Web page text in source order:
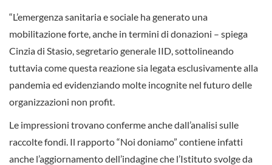
“L’emergenza sanitaria e sociale ha generato una
mobilitazione forte, anche in termini di donazioni – spiega
Cinzia di Stasio, segretario generale IID, sottolineando
tuttavia come questa reazione sia legata esclusivamente alla
pandemia ed evidenziando molte incognite nel futuro delle
organizzazioni non profit.
Le impressioni trovano conferme anche dall’analisi sulle
raccolte fondi. Il rapporto “Noi doniamo” contiene infatti
anche l’aggiornamento dell’indagine che l’Istituto svolge da